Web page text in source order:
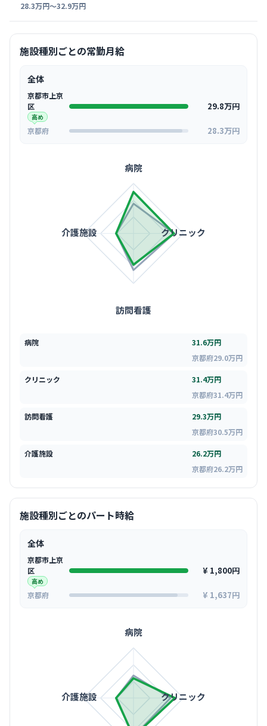
28.3万円〜32.9万円
施設種別ごとの常勤月給
全体
京都市上京
区
高め
29.8万円
京都府 28.3万円
病院
クリニック
訪問看護
介護施設
病院
31.6万円
京都府29.0万円
クリニック
31.4万円
京都府31.4万円
訪問看護
29.3万円
京都府30.5万円
介護施設
26.2万円
京都府26.2万円
施設種別ごとのパート時給
全体
京都市上京
区
高め
¥ 1,800円
京都府 ¥ 1,637円
病院
クリニック
介護施設